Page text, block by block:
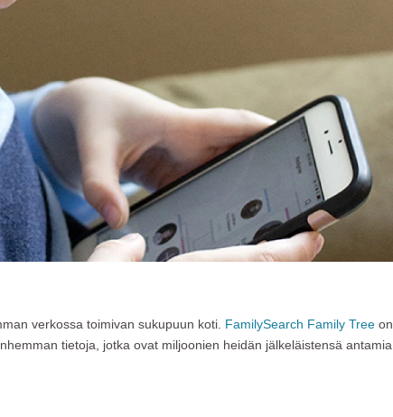
verkossa toimivan sukupuun koti. FamilySearch Family Tree on
tietoja, jotka ovat miljoonien heidän jälkeläistensä antamia.